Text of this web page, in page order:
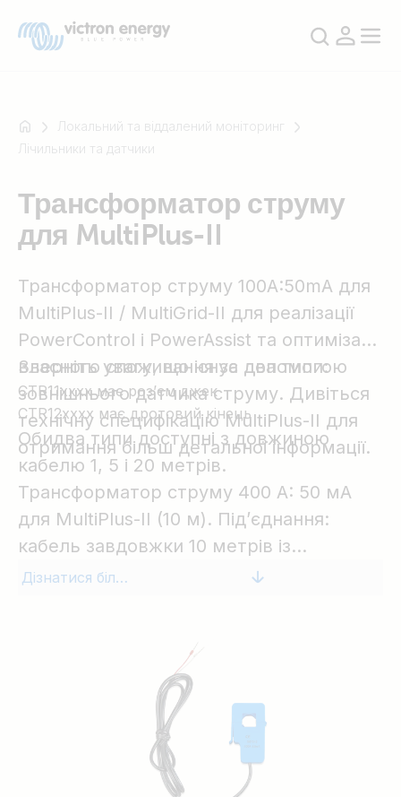
SmartSolar
Multiplus-
Orion
SmartShunt
Локальний та віддалений моніторинг
Лічильники та датчики
Трансформатор струму
для MultiPlus-II
Трансформатор струму 100A:50mA для
MultiPlus-II / MultiGrid-II для реалізації
PowerControl і PowerAssist та оптимізації
власного споживання за допомогою
зовнішнього датчика струму. Дивіться
технічну специфікацію MultiPlus-II для
отримання більш детальної інформації.
Зверніть увагу, що існує два типи:
CTR11xxxx має роз’єм джек
CTR12xxxx має дротовий кінець
Обидва типи доступні з довжиною
кабелю 1, 5 і 20 метрів.
Трансформатор струму 400 A: 50 мА
для MultiPlus-II (10 м). Під’єднання:
кабель завдовжки 10 метрів із
провідними виводами.
Дізнатися більше